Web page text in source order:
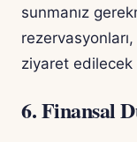
sunmanız
ziyaret
6. Finansal